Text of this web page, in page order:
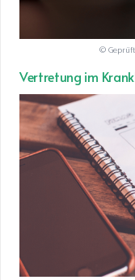
©
Vertretung im